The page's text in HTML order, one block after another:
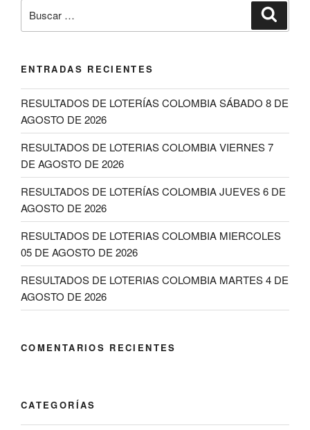
por:
ENTRADAS RECIENTES
RESULTADOS DE LOTERÍAS COLOMBIA SÁBADO 8 DE
AGOSTO DE 2026
RESULTADOS DE LOTERIAS COLOMBIA VIERNES 7
DE AGOSTO DE 2026
RESULTADOS DE LOTERÍAS COLOMBIA JUEVES 6 DE
AGOSTO DE 2026
RESULTADOS DE LOTERIAS COLOMBIA MIERCOLES
05 DE AGOSTO DE 2026
RESULTADOS DE LOTERIAS COLOMBIA MARTES 4 DE
AGOSTO DE 2026
COMENTARIOS RECIENTES
CATEGORÍAS